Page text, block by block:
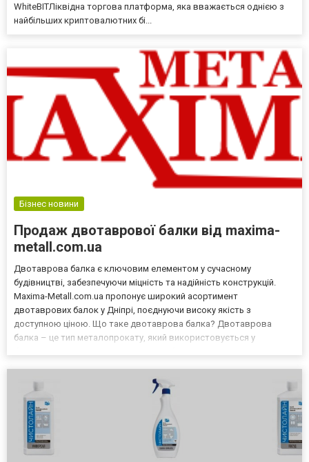
WhiteBITЛіквідна торгова платформа, яка вважається однією з
найбільших криптовалютних бі...
Бізнес новини
Продаж двотаврової балки від maxima-
metall.com.ua
Двотаврова балка є ключовим елементом у сучасному
будівництві, забезпечуючи міцність та надійність конструкцій.
Maxima-Metall.com.ua пропонує широкий асортимент
двотаврових балок у Дніпрі, поєднуючи високу якість з
доступною ціною. Що таке двотаврова балка? Двотаврова
балка – це тип металопрокату, який використовується у